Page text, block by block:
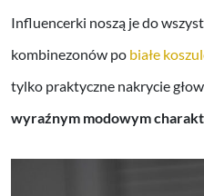
Influencerki noszą je do
kombinezonów po białe
tylko praktyczne nakrycie
wyraźnym modowym